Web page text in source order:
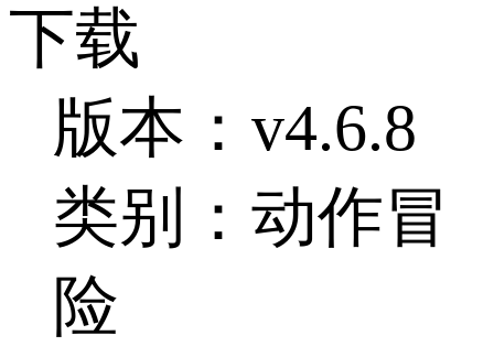
下载
版本：v4.6.8
类别：动作冒
险